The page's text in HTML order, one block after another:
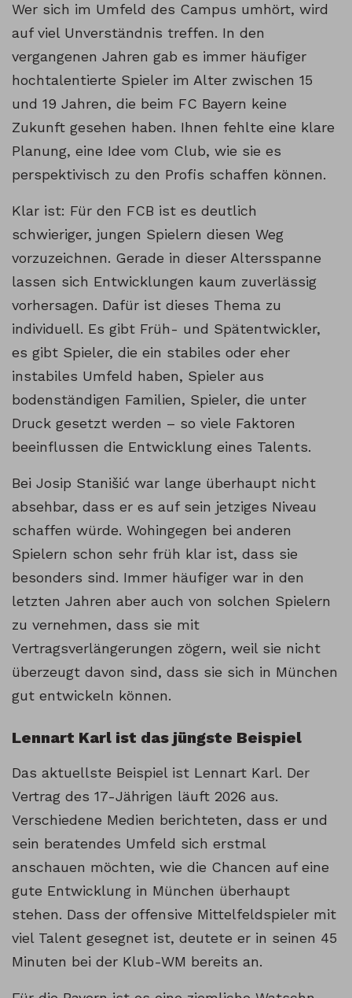
Wer sich im Umfeld des Campus umhört, wird
auf viel Unverständnis treffen. In den
vergangenen Jahren gab es immer häufiger
hochtalentierte Spieler im Alter zwischen 15
und 19 Jahren, die beim FC Bayern keine
Zukunft gesehen haben. Ihnen fehlte eine klare
Planung, eine Idee vom Club, wie sie es
perspektivisch zu den Profis schaffen können.
Klar ist: Für den FCB ist es deutlich
schwieriger, jungen Spielern diesen Weg
vorzuzeichnen. Gerade in dieser Altersspanne
lassen sich Entwicklungen kaum zuverlässig
vorhersagen. Dafür ist dieses Thema zu
individuell. Es gibt Früh- und Spätentwickler,
es gibt Spieler, die ein stabiles oder eher
instabiles Umfeld haben, Spieler aus
bodenständigen Familien, Spieler, die unter
Druck gesetzt werden – so viele Faktoren
beeinflussen die Entwicklung eines Talents.
Bei Josip Stanišić war lange überhaupt nicht
absehbar, dass er es auf sein jetziges Niveau
schaffen würde. Wohingegen bei anderen
Spielern schon sehr früh klar ist, dass sie
besonders sind. Immer häufiger war in den
letzten Jahren aber auch von solchen Spielern
zu vernehmen, dass sie mit
Vertragsverlängerungen zögern, weil sie nicht
überzeugt davon sind, dass sie sich in München
gut entwickeln können.
Lennart Karl ist das jüngste Beispiel
Das aktuellste Beispiel ist Lennart Karl. Der
Vertrag des 17-Jährigen läuft 2026 aus.
Verschiedene Medien berichteten, dass er und
sein beratendes Umfeld sich erstmal
anschauen möchten, wie die Chancen auf eine
gute Entwicklung in München überhaupt
stehen. Dass der offensive Mittelfeldspieler mit
viel Talent gesegnet ist, deutete er in seinen 45
Minuten bei der Klub-WM bereits an.